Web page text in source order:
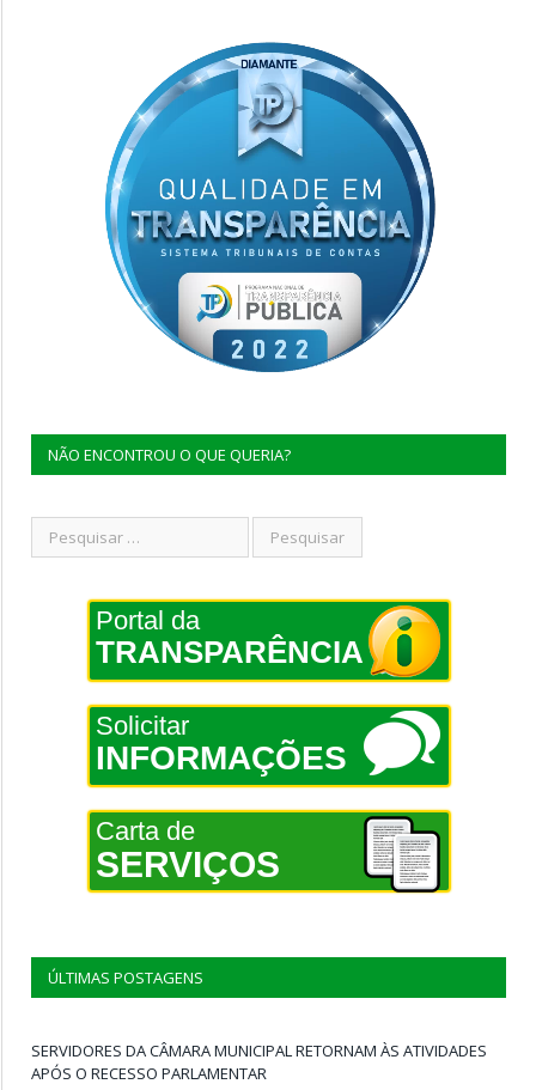
NÃO ENCONTROU O QUE QUERIA?
Portal da
TRANSPARÊNCIA
Solicitar
INFORMAÇÕES
Carta de
SERVIÇOS
ÚLTIMAS POSTAGENS
SERVIDORES DA CÂMARA MUNICIPAL RETORNAM ÀS ATIVIDADES
APÓS O RECESSO PARLAMENTAR